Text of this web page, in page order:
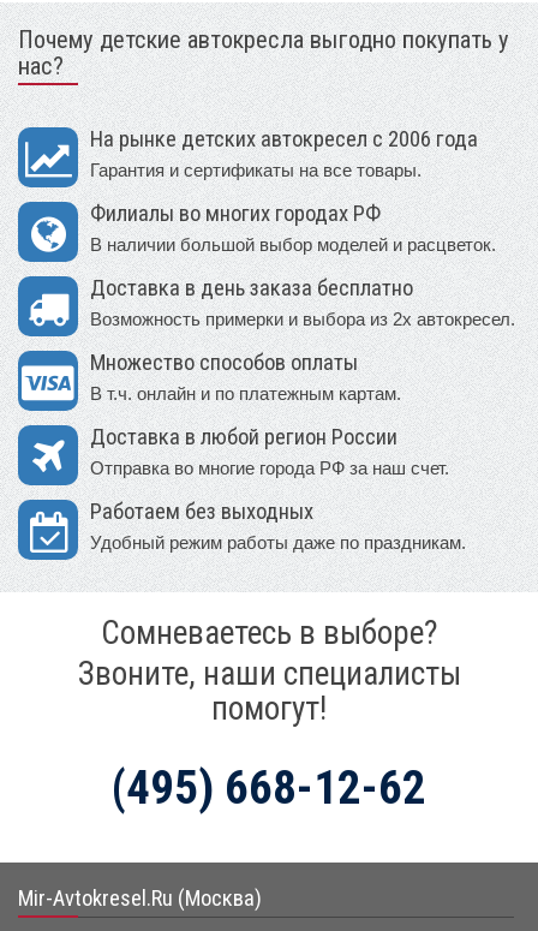
Почему детские автокресла выгодно покупать у
нас?
На рынке детских автокресел с 2006 года
Гарантия и сертификаты на все товары.
Филиалы во многих городах РФ
В наличии большой выбор моделей и расцветок.
Доставка в день заказа бесплатно
Возможность примерки и выбора из 2х автокресел.
Множество способов оплаты
В т.ч. онлайн и по платежным картам.
Доставка в любой регион России
Отправка во многие города РФ за наш счет.
Работаем без выходных
Удобный режим работы даже по праздникам.
Сомневаетесь в выборе?
Звоните, наши специалисты
помогут!
(495) 668-12-62
Mir-Avtokresel.Ru (Москва)